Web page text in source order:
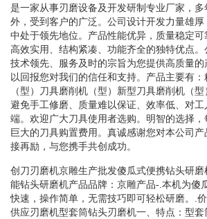
是一家从事刃磨设备及开发研制专业厂家，
外，受到客户的广泛。公司设计开发力量雄
中处于领先地位。产品性能优异，质量稳定可
高效实用、结构紧凑、功能齐全的独特优点。
技术领先、服务及时的宗旨为您提供高质量的
以回报您对我们的信任和支持。产品主要有
（型）刀具磨削机（型）新型刀具磨削机（
避免手工修磨、质量难以保证、效率低、对
端。欢迎广大刀具使用者选购。明智的选择
巨大的刀具购置费用。真诚感谢您对本公司
接再励，与您携手共创成功。
创刀刃磨机京雕生产批发傻瓜式便携钻头研
能钻头研磨机产品品牌：京雕产品-.本机为傻
快速，操作简单，无需技巧即可轻松研磨。.
供应刃磨机型套筒钻头刃磨机一、特点：型套